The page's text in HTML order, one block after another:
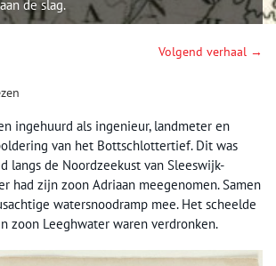
de slag.
Volgend verhaal →
ingehuurd als ingenieur, landmeter en
van het Bottschlottertief. Dit was
langs de Noordzeekust van Sleeswijk-
had zijn zoon Adriaan meegenomen. Samen
watersnoodramp mee. Het scheelde
zoon Leeghwater waren verdronken.